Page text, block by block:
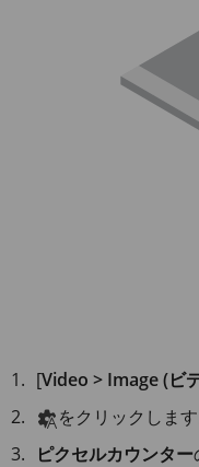
[Video > Image (ビ
をクリックします
ピクセルカウンター